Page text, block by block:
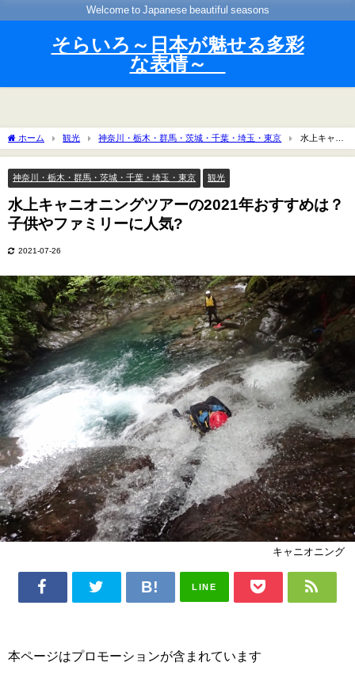
Welcome to Japanese beautiful seasons
そらいろ～日本が魅せる多彩
な表情～
ホーム 観光 神奈川・栃木・群馬・茨城・千葉・埼玉・東京
水上キャニ
オニングツアーの2021年おすすめは？子供やファミリーに人気?
神奈川・栃木・群馬・茨城・千葉・埼玉・東京 観光
水上キャニオニングツアーの2021年おすすめは？
子供やファミリーに人気?
2021-07-26
キャニオニング
LINE
本ページはプロモーションが含まれています